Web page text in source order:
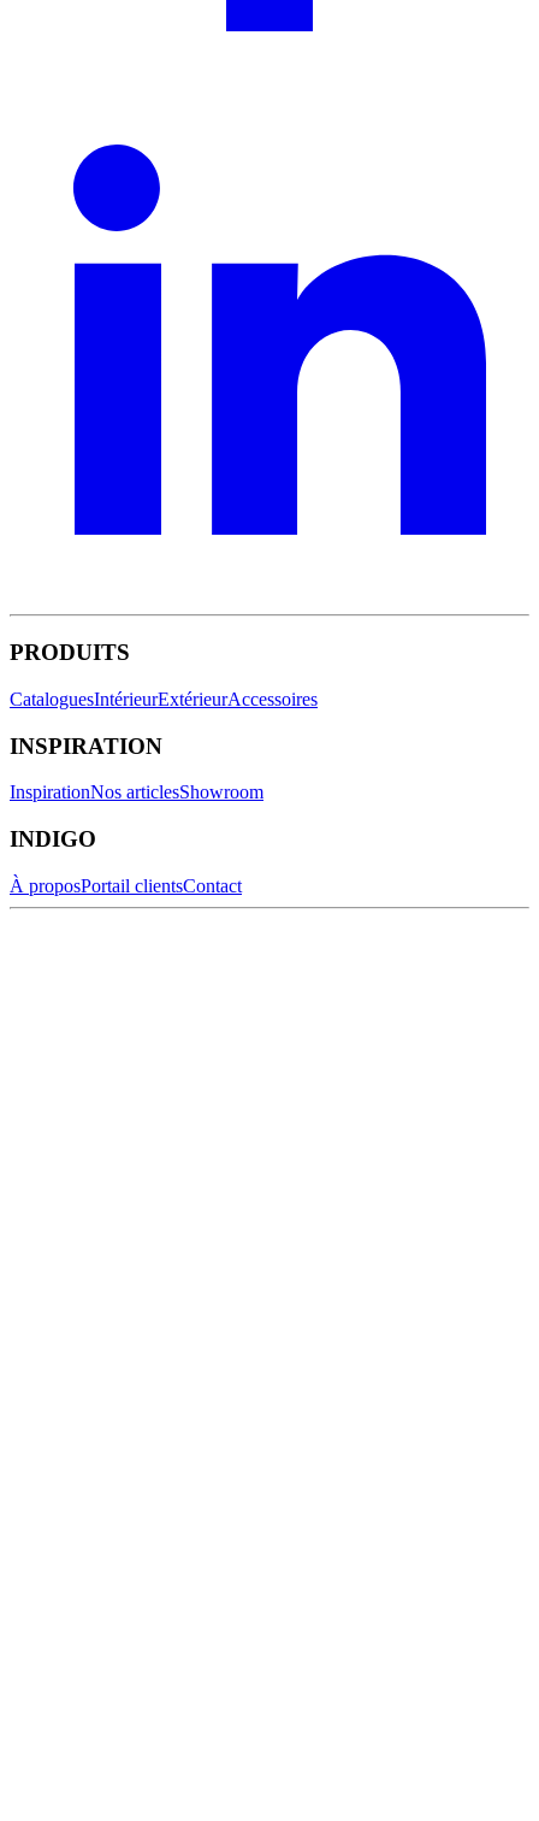
PRODUITS
CataloguesIntérieurExtérieurAccessoires
INSPIRATION
InspirationNos articlesShowroom
INDIGO
À proposPortail clientsContact